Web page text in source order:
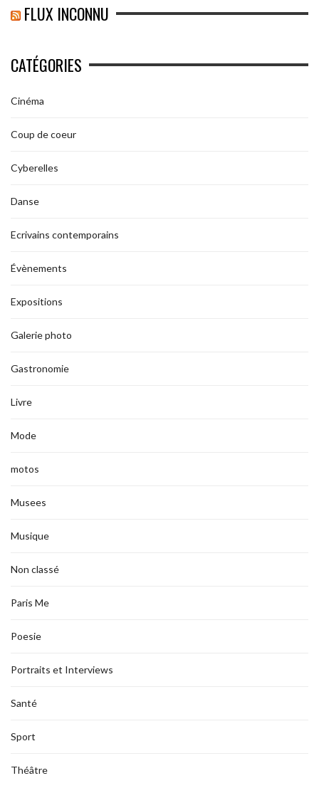
FLUX INCONNU
CATÉGORIES
Cinéma
Coup de coeur
Cyberelles
Danse
Ecrivains contemporains
Évènements
Expositions
Galerie photo
Gastronomie
Livre
Mode
motos
Musees
Musique
Non classé
Paris Me
Poesie
Portraits et Interviews
Santé
Sport
Théâtre